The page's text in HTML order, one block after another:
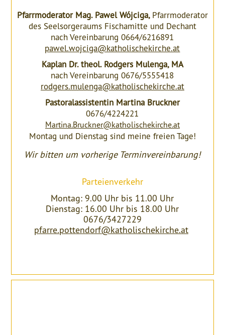
Pfarrmoderator Mag. Pawel Wójciga, Pfarrmoderator
des Seelsorgeraums Fischamitte und Dechant
nach Vereinbarung 0664/6216891
pawel.wojciga@katholischekirche.at
Kaplan Dr. theol. Rodgers Mulenga, MA
nach Vereinbarung 0676/5555418
rodgers.mulenga@katholischekirche.at
Pastoralassistentin Martina Bruckner
0676/4224221
Martina.Bruckner@katholischekirche.at
Montag und Dienstag sind meine freien Tage!
Wir bitten um vorherige Terminvereinbarung!
Parteienverkehr
Montag: 9.00 Uhr bis 11.00 Uhr
Dienstag: 16.00 Uhr bis 18.00 Uhr
0676/3427229
pfarre.pottendorf@katholischekirche.at